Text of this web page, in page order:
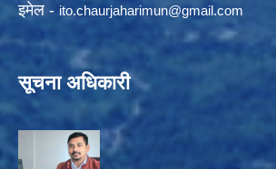
इमेल - ito.chaurjaharimun@gmail.com
सूचना अधिकारी